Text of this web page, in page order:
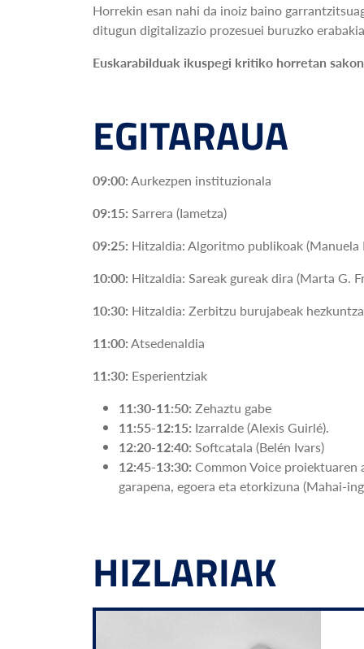
Horrekin esan nahi da inoiz baino
ditugun digitalizazio prozesuei buruzko
Euskarabilduak ikuspegi kritiko horretan
EGITARAUA
09:00:Aurkezpen instituzionala
09:15: Sarrera (Iametza)
09:25: Hitzaldia: Algoritmo publikoak (Manuela
10:00: Hitzaldia: Sareak gureak dira (Marta G.
10:30: Hitzaldia: Zerbitzu burujabeak
11:00:Atsedenaldia
11:30: Esperientziak
11:30-11:50: Zehaztu gabe
11:55-12:15: Izarralde (Alexis Guirlé).
12:20-12:40: Softcatala (Belén Ivars)
12:45-13:30: Common Voice proiektuaren
garapena, egoera eta etorkizuna (Mahai-
HIZLARIAK